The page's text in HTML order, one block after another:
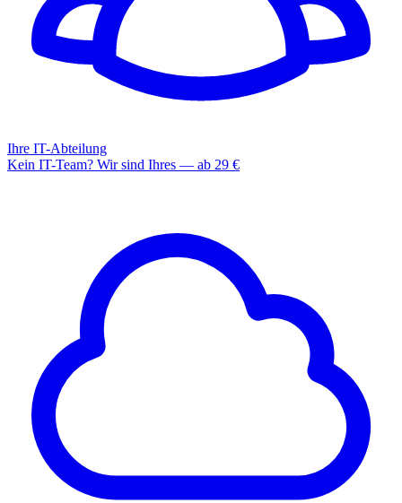
Ihre IT-Abteilung
Kein IT-Team? Wir sind Ihres — ab 29 €